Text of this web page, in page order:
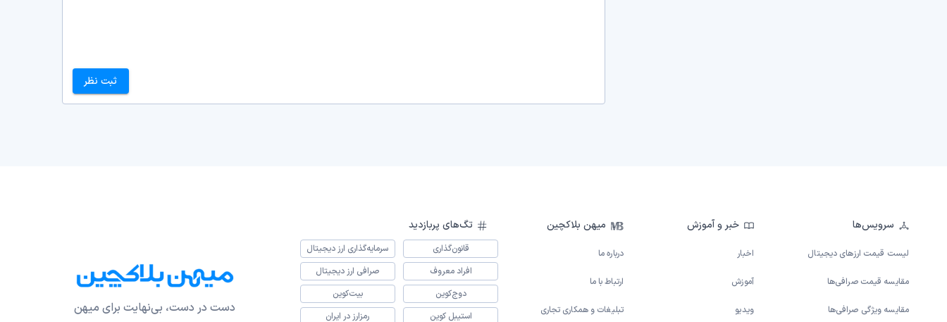
ثبت نظر
سرویس‌ها
لیست قیمت ارزهای دیجیتال
مقایسه قیمت صرافی‌ها
مقایسه ویژگی صرافی‌ها
خبر و آموزش
اخبار
آموزش
ویدیو
میهن بلاکچین
درباره ما
ارتباط با ما
تبلیغات و همکاری تجاری
تگ‌های پربازدید
قانون‌گذاری
سرمایه‌گذاری ارز دیجیتال
افراد معروف
صرافی ارز دیجیتال
دوج‌کوین
بیت‌کوین
استیبل کوین
رمزارز در ایران دست در دست، بی‌نهایت برای میهن